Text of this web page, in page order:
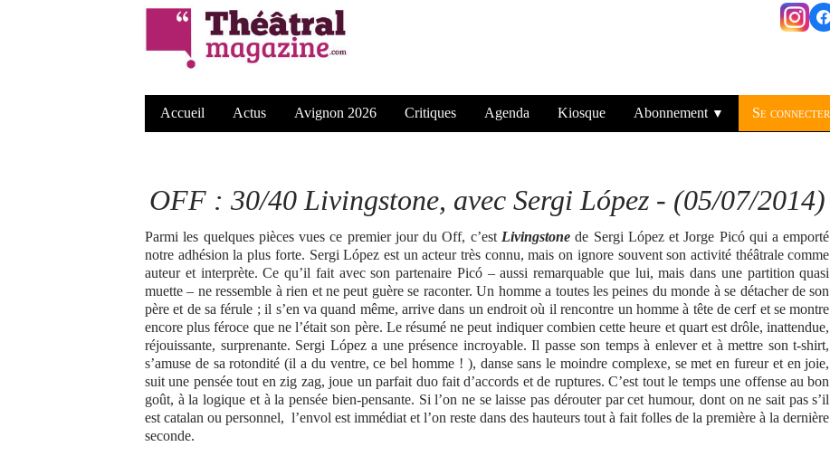
Accueil Actus Avignon 2026 Critiques Agenda Kiosque Abonnement ▼ Se connecter
OFF : 30/40 Livingstone, avec Sergi López - (05/07/2014)
Parmi les quelques pièces vues ce premier jour du Off, c’est Livingstonede Sergi López et Jorge Picó qui a emporté
notre adhésion la plus forte. Sergi López est un acteur très connu, mais on ignore souvent son activité théâtrale comme
auteur et interprète. Ce qu’il fait avec son partenaire Picó – aussi remarquable que lui, mais dans une partition quasi
muette – ne ressemble à rien et ne peut guère se raconter. Un homme a toutes les peines du monde à se détacher de son
père et de sa férule ; il s’en va quand même, arrive dans un endroit où il rencontre un homme à tête de cerf et se montre
encore plus féroce que ne l’était son père. Le résumé ne peut indiquer combien cette heure et quart est drôle, inattendue,
réjouissante, surprenante. Sergi López a une présence incroyable. Il passe son temps à enlever et à mettre son t-shirt,
s’amuse de sa rotondité (il a du ventre, ce bel homme ! ), danse sans le moindre complexe, se met en fureur et en joie,
suit une pensée tout en zig zag, joue un parfait duo fait d’accords et de ruptures. C’est tout le temps une offense au bon
goût, à la logique et à la pensée bien-pensante. Si l’on ne se laisse pas dérouter par cet humour, dont on ne sait pas s’il
est catalan ou personnel, l’envol est immédiat et l’on reste dans des hauteurs tout à fait folles de la première à la dernière
seconde.